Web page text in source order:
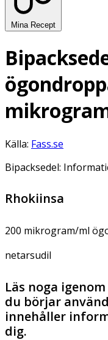
Mina Recept
Källa: Fass.se
Bipacksedel:
Rhokiinsa
200 mikrogram/ml
netarsudil
Läs noga
du börjar
innehåller
dig.